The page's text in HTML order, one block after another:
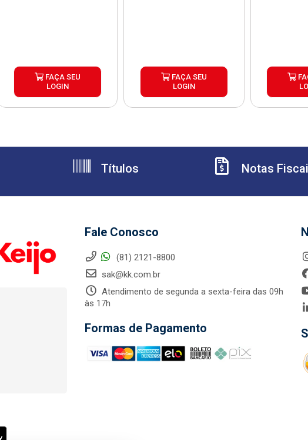
FAÇA SEU
LOGIN
FAÇA SEU
LOGIN
Títulos Notas
Fale Conosco
(81) 2121-8800
sak@kk.com.br
Atendimento de segunda a sexta-feira das 09h
às 17h
Formas de Pagamento